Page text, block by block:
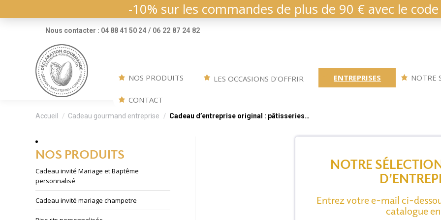
-10% sur les commandes de plus de 90 € avec le code
Nous contacter : 04 88 41 50 24 / 06 22 87 24 82
NOS PRODUITS LES OCCASIONS D'OFFRIR ENTREPRISES NOTRE
CONTACT
Vous êtes ici :
Accueil Cadeau gourmand entreprise Cadeau d’entreprise original : pâtisseries…
NOTRE
Entrez votre e-mail ci-
catalogue
NOS PRODUITS
Cadeau invité Mariage et Baptême
personnalisé
Cadeau invité mariage champetre